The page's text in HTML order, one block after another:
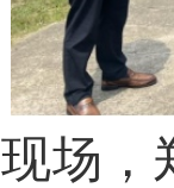
场，